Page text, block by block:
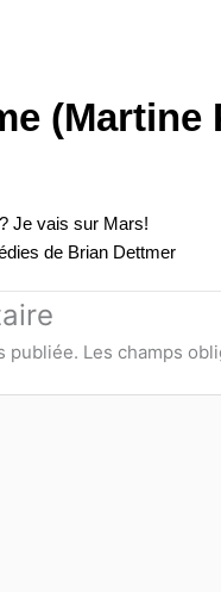
(Martine
Je vais sur Mars!
de Brian Dettmer
publiée. Les champs